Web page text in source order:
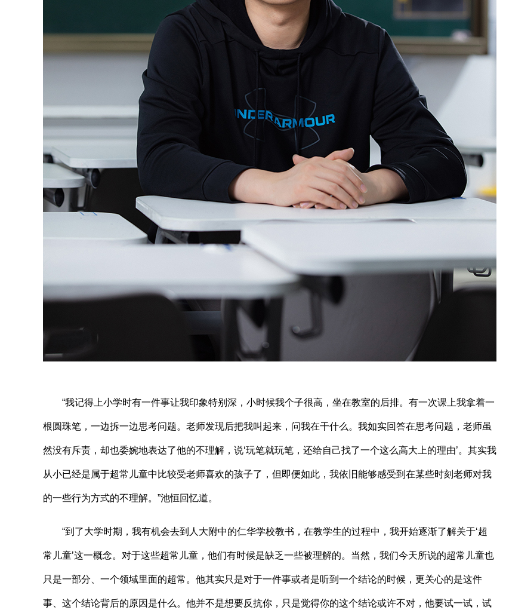
“我记得上小学时有一件事让我印象特别深，小时候我个子很高，坐在教室的后排。有一次课上我拿着一
根圆珠笔，一边拆一边思考问题。老师发现后把我叫起来，问我在干什么。我如实回答在思考问题，老师虽
然没有斥责，却也委婉地表达了他的不理解，说‘玩笔就玩笔，还给自己找了一个这么高大上的理由’。其实我
从小已经是属于超常儿童中比较受老师喜欢的孩子了，但即便如此，我依旧能够感受到在某些时刻老师对我
的一些行为方式的不理解。”池恒回忆道。
“到了大学时期，我有机会去到人大附中的仁华学校教书，在教学生的过程中，我开始逐渐了解关于‘超
常儿童’这一概念。对于这些超常儿童，他们有时候是缺乏一些被理解的。当然，我们今天所说的超常儿童也
只是一部分、一个领域里面的超常。他其实只是对于一件事或者是听到一个结论的时候，更关心的是这件
事、这个结论背后的原因是什么。他并不是想要反抗你，只是觉得你的这个结论或许不对，他要试一试，试